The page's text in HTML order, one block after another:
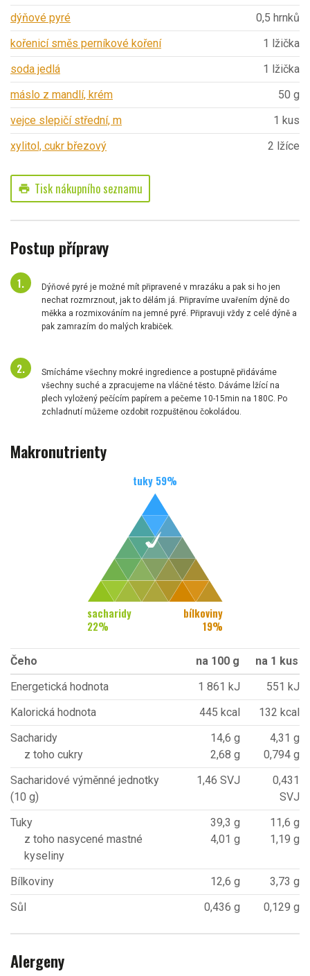
dýňové pyré
0,5 hrnků
kořenicí směs perníkové koření
1 lžička
soda jedlá
1 lžička
máslo z mandlí, krém
50 g
vejce slepičí střední, m
1 kus
xylitol, cukr březový
2 lžíce
print Tisk nákupního seznamu
Postup přípravy
Dýňové pyré je možné mít připravené v mrazáku a pak si ho jen
nechat rozmrznout, jak to dělám já. Připravíme uvařením dýně do
měkka a rozmixováním na jemné pyré. Připravuji vždy z celé dýně a
pak zamrazím do malých krabiček.
Smícháme všechny mokré ingredience a postupně přidáváme
všechny suché a zpracujeme na vláčné těsto. Dáváme lžící na
plech vyložený pečícím papírem a pečeme 10-15min na 180C. Po
zchladnutí můžeme ozdobit rozpuštěnou čokoládou.
Makronutrienty
tuky 59%
sacharidy
22%
bílkoviny
19%
Čeho na 100 g
na 1 kus
Energetická hodnota
1 861 kJ
551 kJ
Kalorická hodnota
445 kcal
132 kcal
Sacharidy
z toho cukry
14,6 g
2,68 g
4,31 g
0,794 g
Sacharidové výměnné jednotky
(10 g)
1,46 SVJ
0,431
SVJ
Tuky
z toho nasycené mastné
kyseliny
39,3 g
4,01 g
11,6 g
1,19 g
Bílkoviny 12,6 g
3,73 g
Sůl
0,436 g 0,129 g
Alergeny